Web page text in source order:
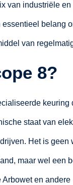
van industriële
belang
van
8?
keuring
staat van
Het is geen
maar wel een
Arbowet en andere